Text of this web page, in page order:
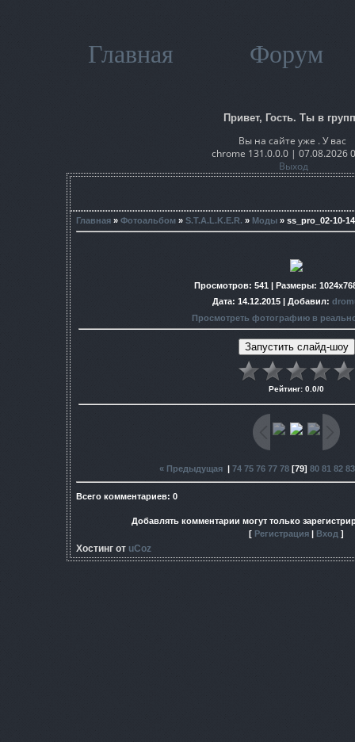
Главная Форум
Привет, Гость. Ты в
Вы на сайте уже . У вас
chrome 131.0.0.0 | 07.08.2026
Выход
Главная » Фотоальбом » S.T.A.L.K.E.R. » Моды » ss_pro_02-10-
Просмотров: 541 | Размеры:
Дата: 14.12.2015 | Добавил:
Просмотреть фотографию в
Рейтинг: 0.0/0
« Предыдущая| 74 75 76 77 78[79] 80 81 82 83
Всего комментариев: 0
Добавлять комментарии могут только
[ Регистрация Вход ]
Хостинг от uCoz